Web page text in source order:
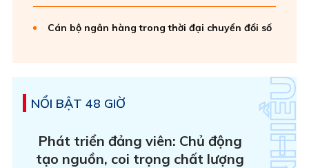
Cán bộ ngân hàng trong thời đại chuyển đổi số
NỔI BẬT 48 GIỜ
Phát triển đảng viên: Chủ động
tạo nguồn, coi trọng chất lượng